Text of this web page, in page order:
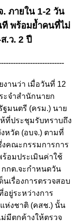
. ภายใน 1-2 วัน
พร้อมย้ำคนที่ไม่
.ว. 2 ปี
งานว่า เมื่อวันที่ 12
ะจำสำนักนายก
มนตรี (ครม.) นาย
ที่ประชุมรับทราบถึง
หวัด (อบจ.) ตามที่
งคณะกรรมการการ
ร้อมประเมินค่าใช้
กกต.จะกำหนดวัน
นเรื่องการตรวจสอบ
อยู่ระหว่างการ
ห่งชาติ (คสช.) นั้น
ม่มีตกค้างให้ตรวจ